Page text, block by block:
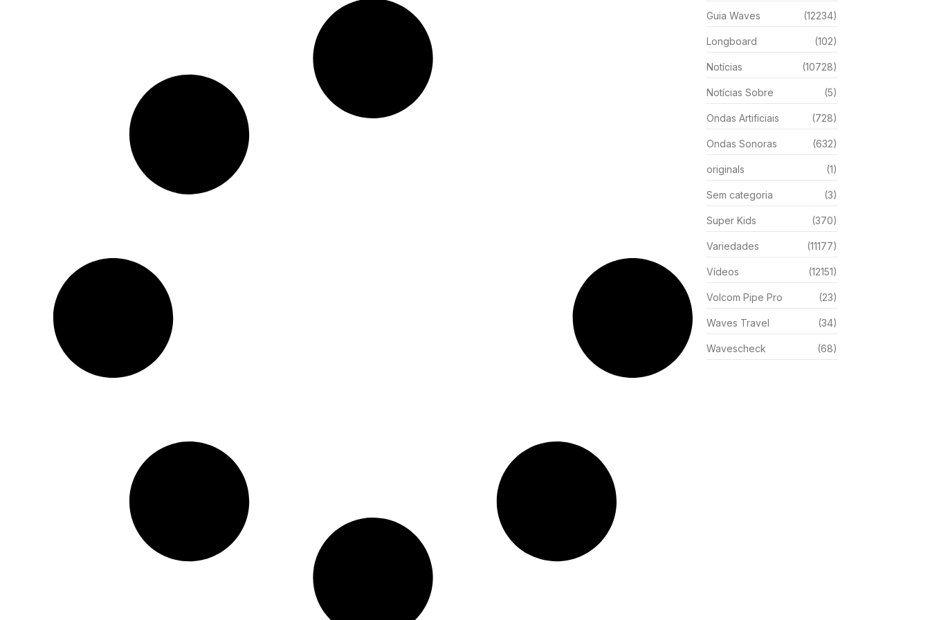
Guia Waves (12234)
Longboard (102)
Notícias (10728)
Notícias Sobre (5)
Ondas Artificiais (728)
Ondas Sonoras (632)
originals (1)
Sem categoria (3)
Super Kids (370)
Variedades (11177)
Vídeos (12151)
Volcom Pipe Pro (23)
Waves Travel (34)
Wavescheck (68)